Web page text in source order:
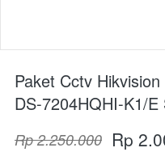
Paket Cctv
DS-7204HQHI-K1/E
Rp 2.250.000 Rp